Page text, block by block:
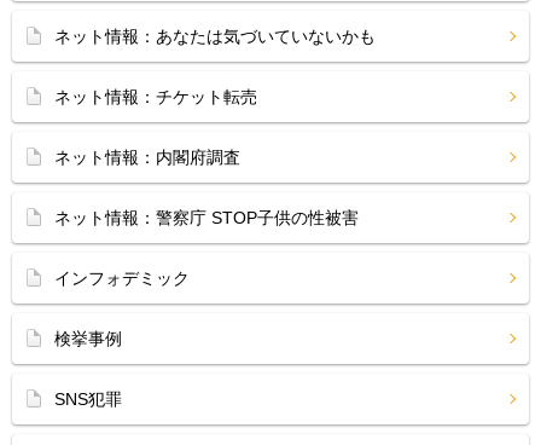
ネット情報：あなたは気づいていないかも
ネット情報：チケット転売
ネット情報：内閣府調査
ネット情報：警察庁 STOP子供の性被害
インフォデミック
検挙事例
SNS犯罪